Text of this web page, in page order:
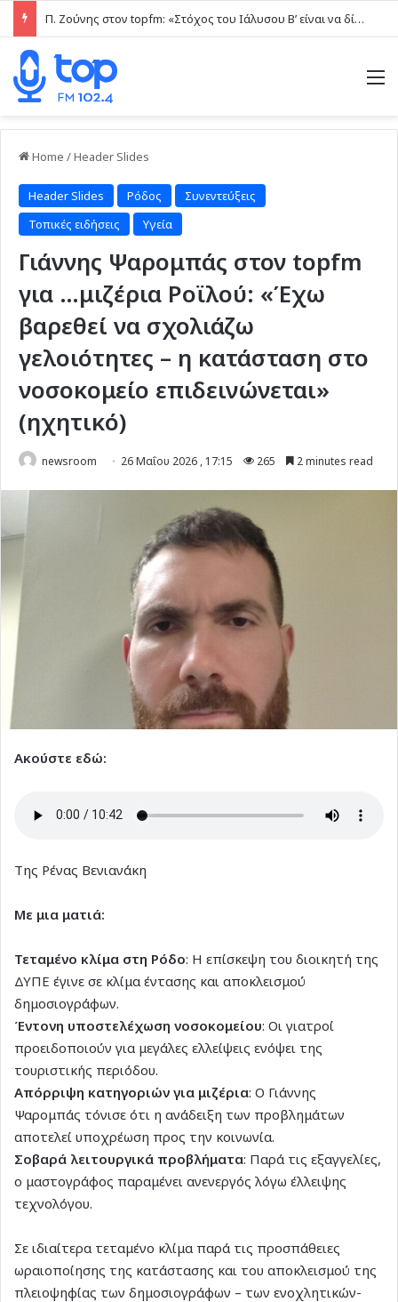
Π. Ζούνης στον topfm: «Στόχος του Ιάλυσου Β’ είναι να δίνει παιχνίδια και πραγματικές ευκαιρίες στα νέα παιδιά» (ηχητικό)
Home /Header Slides
Header Slides Ρόδος
Συνεντεύξεις
Τοπικές ειδήσεις
Υγεία
Γιάννης Ψαρομπάς στον topfm
για …μιζέρια Ροϊλού: «Έχω
βαρεθεί να σχολιάζω
γελοιότητες – η κατάσταση στο
νοσοκομείο επιδεινώνεται»
(ηχητικό)
newsroom 26 Μαΐου 2026 , 17:15 265 2 minutes read
Ακούστε εδώ:
Της Ρένας Βενιανάκη
Με μια ματιά:
Τεταμένο κλίμα στη Ρόδο: Η επίσκεψη του διοικητή της
ΔΥΠΕ έγινε σε κλίμα έντασης και αποκλεισμού
δημοσιογράφων.
Έντονη υποστελέχωση νοσοκομείου: Οι γιατροί
προειδοποιούν για μεγάλες ελλείψεις ενόψει της
τουριστικής περιόδου.
Απόρριψη κατηγοριών για μιζέρια: Ο Γιάννης
Ψαρομπάς τόνισε ότι η ανάδειξη των προβλημάτων
αποτελεί υποχρέωση προς την κοινωνία.
Σοβαρά λειτουργικά προβλήματα: Παρά τις εξαγγελίες,
ο μαστογράφος παραμένει ανενεργός λόγω έλλειψης
τεχνολόγου.
Σε ιδιαίτερα τεταμένο κλίμα παρά τις προσπάθειες
ωραιοποίησης της κατάστασης και του αποκλεισμού της
πλειοψηφίας των δημοσιογράφων – των ενοχλητικών-